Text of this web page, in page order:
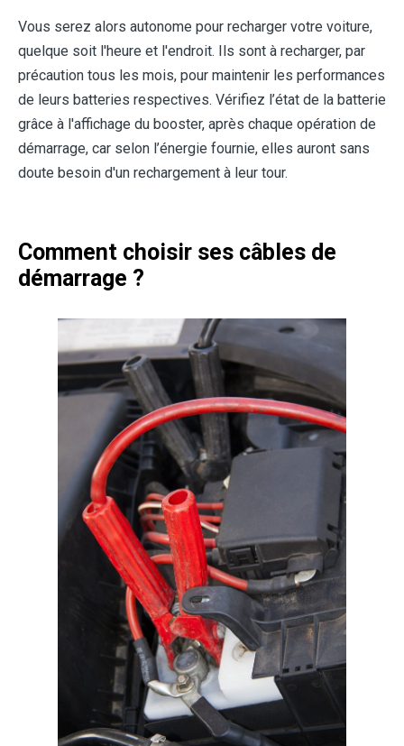
Vous serez alors autonome pour recharger votre voiture,
quelque soit l'heure et l'endroit. Ils sont à recharger, par
précaution tous les mois, pour maintenir les performances
de leurs batteries respectives. Vérifiez l’état de la batterie
grâce à l'affichage du booster, après chaque opération de
démarrage, car selon l’énergie fournie, elles auront sans
doute besoin d'un rechargement à leur tour.
Comment choisir ses câbles de
démarrage ?